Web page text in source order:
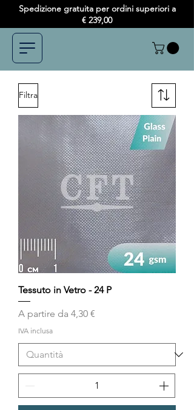
Spedizione gratuita per ordini superiori a
€ 239,00
Filtra
Tessuto in Vetro - 24 P
A partire da 4,30 €
Prezzo scontato
IVA inclusa